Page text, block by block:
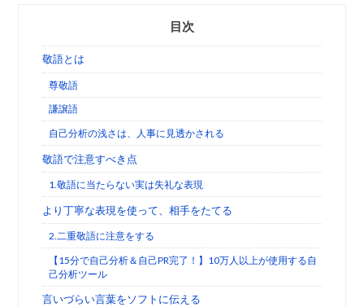
目次
敬語とは
尊敬語
謙譲語
自己分析の浅さは、人事に見透かされる
敬語で注意すべき点
1.敬語に当たらない実は失礼な表現
より丁寧な表現を使って、相手をたてる
2.二重敬語に注意をする
【15分で自己分析＆自己PR完了！】10万人以上が使用する自
己分析ツール
言いづらい言葉をソフトに伝える